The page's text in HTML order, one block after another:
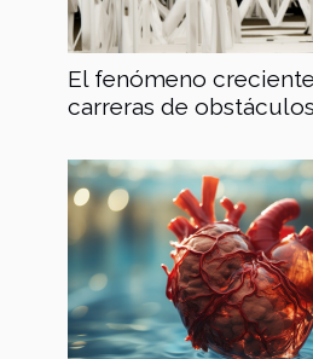
El fenómeno
carreras de obstáculos